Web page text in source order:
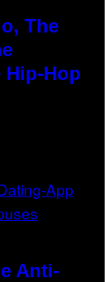
The
Hip-Hop
Anti-